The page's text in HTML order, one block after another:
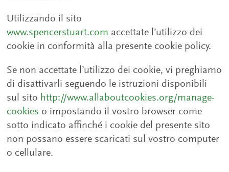
Utilizzando il sito
www.spencerstuart.com accettate l’utilizzo dei
cookie in conformità alla presente cookie policy.
Se non accettate l’utilizzo dei cookie, vi preghiamo
di disattivarli seguendo le istruzioni disponibili
sul sito http://www.allaboutcookies.org/manage-
cookies o impostando il vostro browser come
sotto indicato affinché i cookie del presente sito
non possano essere scaricati sul vostro computer
o cellulare.